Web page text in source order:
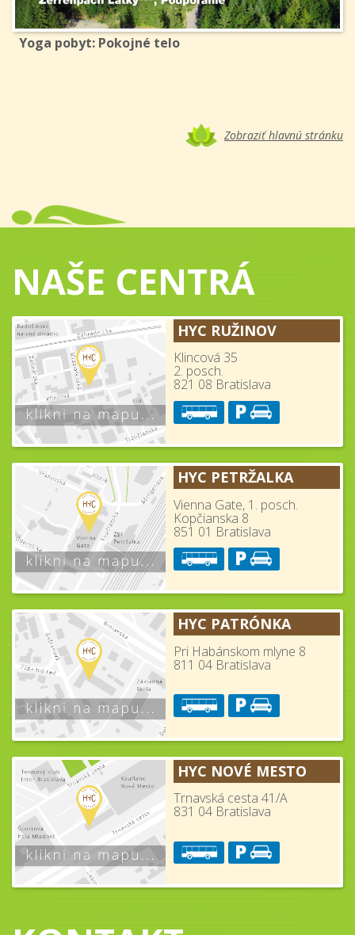
Yoga pobyt: Pokojné telo
Zobraziť hlavnú stránku
NAŠE CENTRÁ
HYC RUŽINOV
Klincová 35
2. posch.
821 08 Bratislava
HYC PETRŽALKA
Vienna Gate, 1. posch.
Kopčianska 8
851 01 Bratislava
HYC PATRÓNKA
Pri Habánskom mlyne 8
811 04 Bratislava
HYC NOVÉ MESTO
Trnavská cesta 41/A
831 04 Bratislava